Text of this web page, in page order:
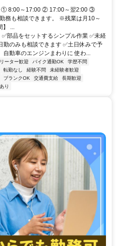
① 8:00～17:00 ② 17:00～翌2:00 ③
務も相談できます。 ※残業は月10～
】 ...
部品をセットするシンプル作業 ✅未経
勤のみも相談できます ✅土日休みで予
自動車のエンジンまわりに 使わ...
ーター歓迎 バイク通勤OK
学歴不問
転勤なし 経験不問
未経験者歓迎
ブランクOK 交通費支給
長期歓迎
り